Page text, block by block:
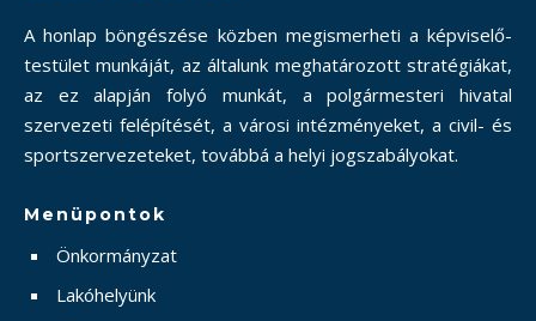
A honlap böngészése közben megismerheti a képviselő-
testület munkáját, az általunk meghatározott stratégiákat,
az ez alapján folyó munkát, a polgármesteri hivatal
szervezeti felépítését, a városi intézményeket, a civil- és
sportszervezeteket, továbbá a helyi jogszabályokat.
Menüpontok
Önkormányzat
Lakóhelyünk